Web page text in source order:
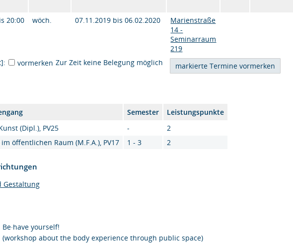
20:00 wöch. 07.11.2019 bis 06.02.2020
Marienstraße
14 -
Seminarraum
219
vormerken Zur Zeit keine Belegung möglich
Semester
Leistungspunkte
(Dipl.), PV25 -
2
öffentlichen Raum (M.F.A.), PV17 1 - 3 2
Gestaltung
Be·have yourself!
(workshop about the body experience through public space)